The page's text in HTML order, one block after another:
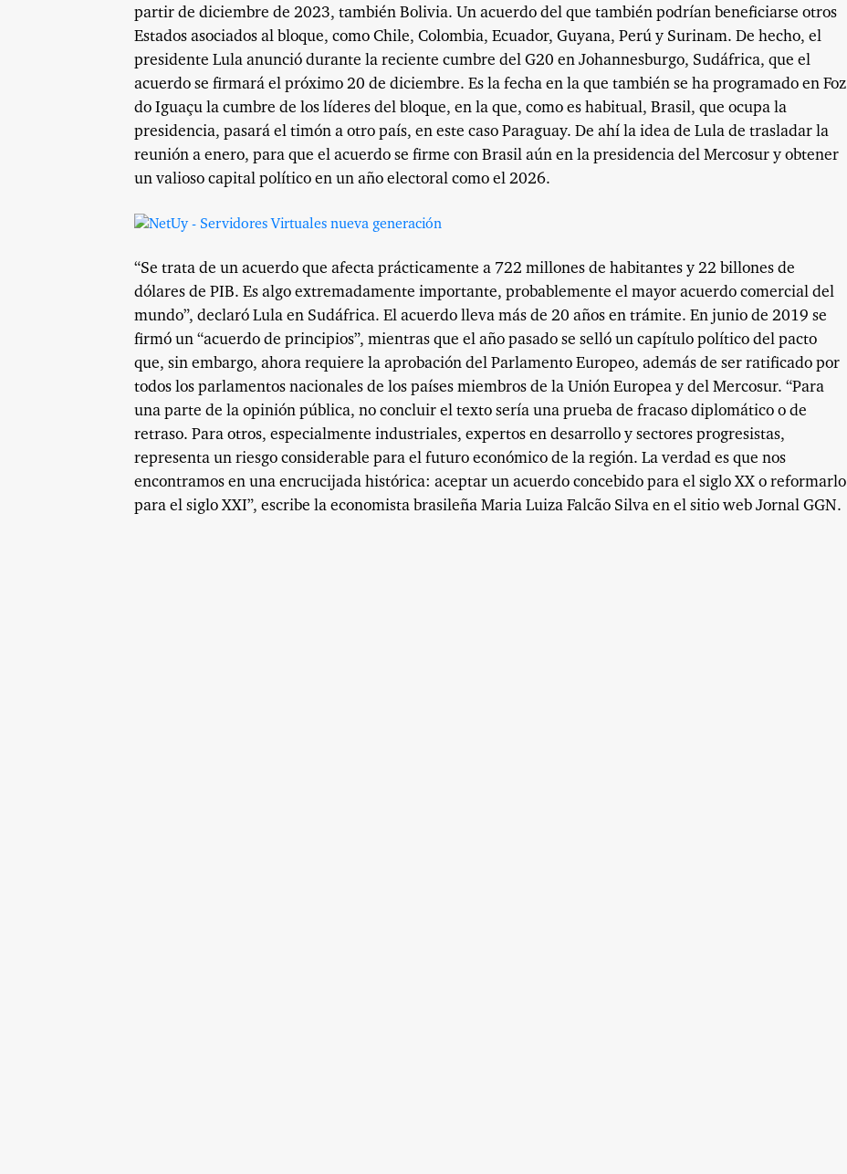
partir de diciembre de 2023, también Bolivia. Un acuerdo del que también podrían beneficiarse otros
Estados asociados al bloque, como Chile, Colombia, Ecuador, Guyana, Perú y Surinam. De hecho, el
presidente Lula anunció durante la reciente cumbre del G20 en Johannesburgo, Sudáfrica, que el
acuerdo se firmará el próximo 20 de diciembre. Es la fecha en la que también se ha programado en Foz
do Iguaçu la cumbre de los líderes del bloque, en la que, como es habitual, Brasil, que ocupa la
presidencia, pasará el timón a otro país, en este caso Paraguay. De ahí la idea de Lula de trasladar la
reunión a enero, para que el acuerdo se firme con Brasil aún en la presidencia del Mercosur y obtener
un valioso capital político en un año electoral como el 2026.
“Se trata de un acuerdo que afecta prácticamente a 722 millones de habitantes y 22 billones de
dólares de PIB. Es algo extremadamente importante, probablemente el mayor acuerdo comercial del
mundo”, declaró Lula en Sudáfrica. El acuerdo lleva más de 20 años en trámite. En junio de 2019 se
firmó un “acuerdo de principios”, mientras que el año pasado se selló un capítulo político del pacto
que, sin embargo, ahora requiere la aprobación del Parlamento Europeo, además de ser ratificado por
todos los parlamentos nacionales de los países miembros de la Unión Europea y del Mercosur. “Para
una parte de la opinión pública, no concluir el texto sería una prueba de fracaso diplomático o de
retraso. Para otros, especialmente industriales, expertos en desarrollo y sectores progresistas,
representa un riesgo considerable para el futuro económico de la región. La verdad es que nos
encontramos en una encrucijada histórica: aceptar un acuerdo concebido para el siglo XX o reformarlo
para el siglo XXI”, escribe la economista brasileña Maria Luiza Falcão Silva en el sitio web Jornal GGN.